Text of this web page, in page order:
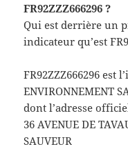
FR92ZZZ666296 ?
Qui est derrière un
indicateur qu’est
FR92ZZZ666296 est
ENVIRONNEMENT
dont l’adresse
36 AVENUE DE
SAUVEUR